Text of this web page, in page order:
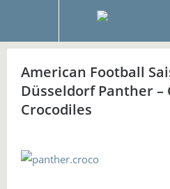
American Football
Düsseldorf Panther –
Crocodiles